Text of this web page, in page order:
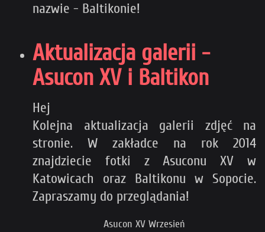
nazwie - Baltikonie!
Aktualizacja galerii -
Asucon XV i Baltikon
Hej
Kolejna aktualizacja galerii zdjęć na
stronie. W zakładce na rok 2014
znajdziecie fotki z Asuconu XV w
Katowicach oraz Baltikonu w Sopocie.
Zapraszamy do przeglądania!
Asucon XV Wrzesień